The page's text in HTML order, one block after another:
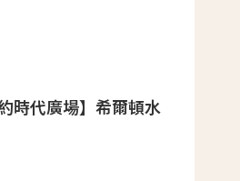
時代廣場】希爾頓水